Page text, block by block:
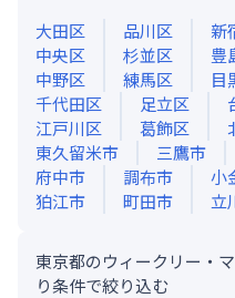
大田区
品川区 新
中央区
杉並区 豊
中野区
練馬区 目
千代田区
足立区
江戸川区
葛飾区
東久留米市
三鷹市
府中市
調布市 小
狛江市
町田市 立
東京都のウィークリー・
り条件で絞り込む